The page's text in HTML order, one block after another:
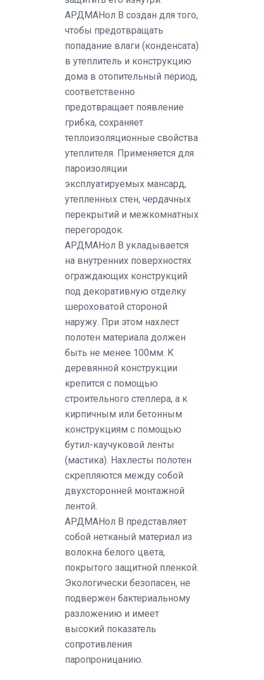
АРДМАНол В создан для того,
чтобы предотвращать
попадание влаги (конденсата)
в утеплитель и конструкцию
дома в отопительный период,
соответственно
предотвращает появление
грибка, сохраняет
теплоизоляционные свойства
утеплителя. Применяется для
пароизоляции
эксплуатируемых мансард,
утепленных стен, чердачных
перекрытий и межкомнатных
перегородок.
АРДМАНол В укладывается
на внутренних поверхностях
ограждающих конструкций
под декоративную отделку
шероховатой стороной
наружу. При этом нахлест
полотен материала должен
быть не менее 100мм. К
деревянной конструкции
крепится с помощью
строительного степлера, а к
кирпичным или бетонным
конструкциям с помощью
бутил-каучуковой ленты
(мастика). Нахлесты полотен
скрепляются между собой
двухсторонней монтажной
лентой.
АРДМАНол В представляет
собой нетканый материал из
волокна белого цвета,
покрытого защитной пленкой.
Экологически безопасен, не
подвержен бактериальному
разложению и имеет
высокий показатель
сопротивления
паропроницанию.